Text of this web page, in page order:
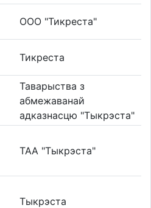
ООО "Тикреста"
Тикреста
Таварыства з
абмежаванай
адказнасцю "Тыкрэста"
ТАА "Тыкрэста"
Тыкрэста